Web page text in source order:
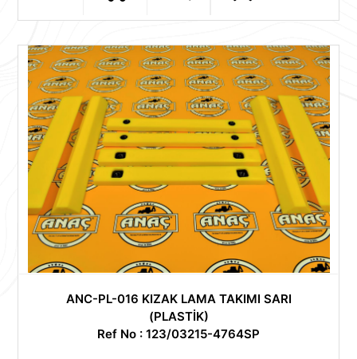
ANC-PL-016 KIZAK LAMA TAKIMI SARI
(PLASTİK)
Ref No : 123/03215-4764SP